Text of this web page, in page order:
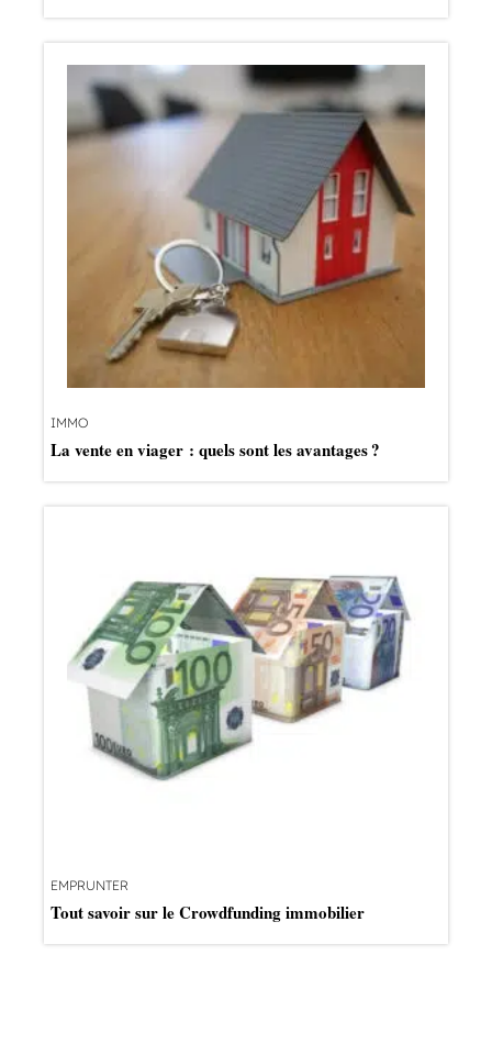
IMMO
La vente en viager : quels sont les avantages ?
EMPRUNTER
Tout savoir sur le Crowdfunding immobilier